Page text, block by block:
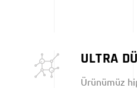
ULTRA
Ürünümüz